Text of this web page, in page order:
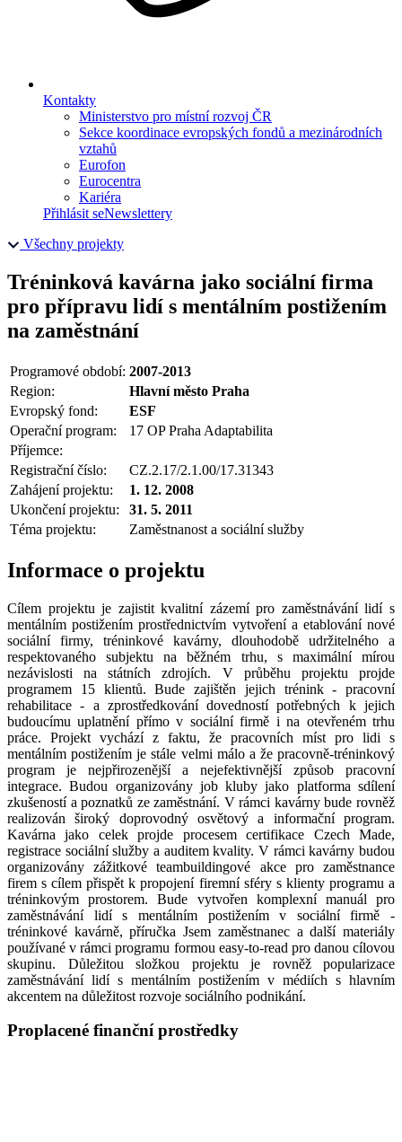
Kontakty
Ministerstvo pro místní rozvoj ČR
Sekce koordinace evropských fondů a mezinárodních
vztahů
Eurofon
Eurocentra
Kariéra
Přihlásit seNewslettery
Všechny projekty
Tréninková kavárna jako sociální firma
pro přípravu lidí s mentálním postižením
na zaměstnání
Programové období: 2007-2013
Region:
Hlavní město Praha
Evropský fond:
ESF
Operační program:
17 OP Praha Adaptabilita
Příjemce:
Registrační číslo:
CZ.2.17/2.1.00/17.31343
Zahájení projektu:
1. 12. 2008
Ukončení projektu:
31. 5. 2011
Téma projektu:
Zaměstnanost a sociální služby
Informace o projektu
Cílem projektu je zajistit kvalitní zázemí pro zaměstnávání lidí s
mentálním postižením prostřednictvím vytvoření a etablování nové
sociální firmy, tréninkové kavárny, dlouhodobě udržitelného a
respektovaného subjektu na běžném trhu, s maximální mírou
nezávislosti na státních zdrojích. V průběhu projektu projde
programem 15 klientů. Bude zajištěn jejich trénink - pracovní
rehabilitace - a zprostředkování dovedností potřebných k jejich
budoucímu uplatnění přímo v sociální firmě i na otevřeném trhu
práce. Projekt vychází z faktu, že pracovních míst pro lidi s
mentálním postižením je stále velmi málo a že pracovně-tréninkový
program je nejpřirozenější a nejefektivnější způsob pracovní
integrace. Budou organizovány job kluby jako platforma sdílení
zkušeností a poznatků ze zaměstnání. V rámci kavárny bude rovněž
realizován široký doprovodný osvětový a informační program.
Kavárna jako celek projde procesem certifikace Czech Made,
registrace sociální služby a auditem kvality. V rámci kavárny budou
organizovány zážitkové teambuildingové akce pro zaměstnance
firem s cílem přispět k propojení firemní sféry s klienty programu a
tréninkovým prostorem. Bude vytvořen komplexní manuál pro
zaměstnávání lidí s mentálním postižením v sociální firmě -
tréninkové kavárně, příručka Jsem zaměstnanec a další materiály
používané v rámci programu formou easy-to-read pro danou cílovou
skupinu. Důležitou složkou projektu je rovněž popularizace
zaměstnávání lidí s mentálním postižením v médiích s hlavním
akcentem na důležitost rozvoje sociálního podnikání.
Proplacené finanční prostředky